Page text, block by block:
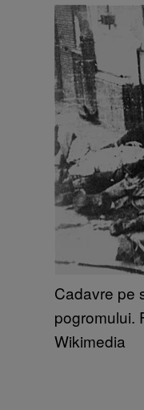
Cadavre pe
pogromului.
Wikimedia